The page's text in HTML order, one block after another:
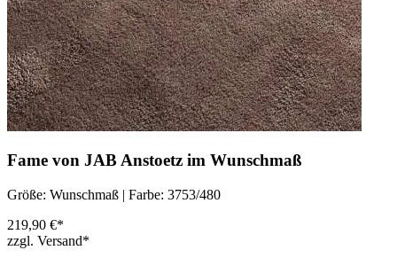
Fame von JAB Anstoetz im Wunschmaß
Größe: Wunschmaß | Farbe: 3753/480
219,90 €*
zzgl. Versand*